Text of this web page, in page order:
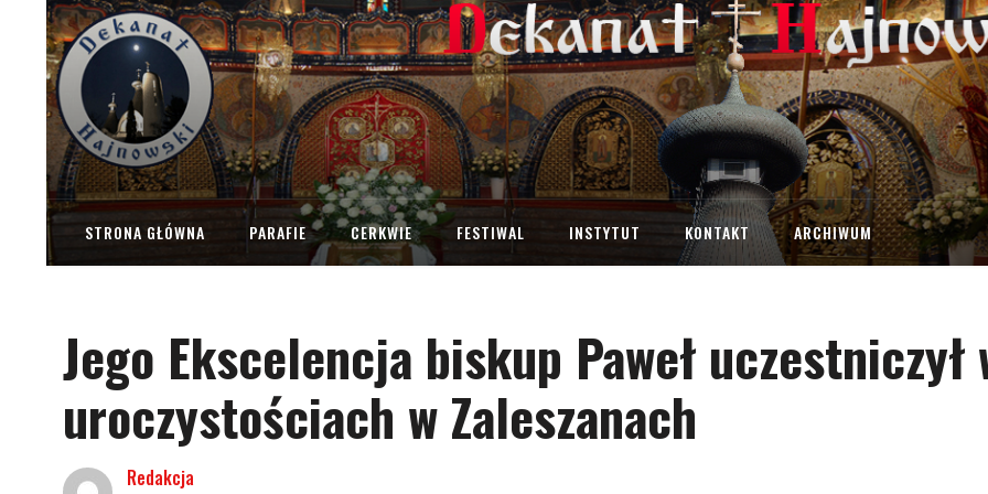
STRONA GŁÓWNA PARAFIE CERKWIE FESTIWAL INSTYTUT KONTAKT ARCHIWUM
Jego Ekscelencja biskup Paweł uczestniczył
uroczystościach w Zaleszanach
Redakcja